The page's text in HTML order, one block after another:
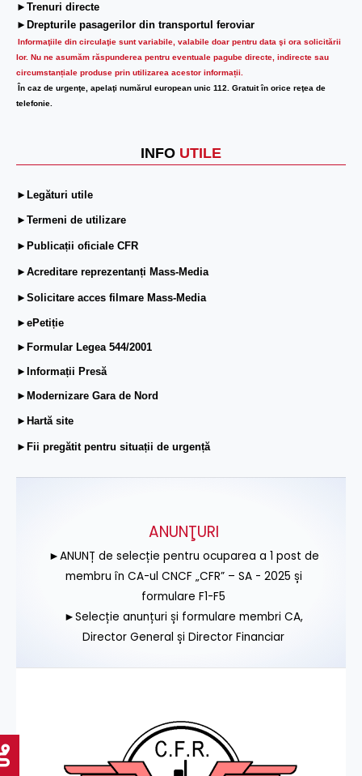
►Trenuri directe
►Drepturile pasagerilor din transportul feroviar
Informaţiile din circulaţie sunt variabile, valabile doar pentru data şi ora solicitării
lor. Nu ne asumăm răspunderea pentru eventuale pagube directe, indirecte sau
circumstanțiale produse prin utilizarea acestor informații.
În caz de urgenţe, apelaţi numărul european unic 112. Gratuit în orice reţea de
telefonie.
INFO UTILE
►Legături utile
►Termeni de utilizare
►Publicații oficiale CFR
►Acreditare reprezentanți Mass-Media
►Solicitare acces filmare Mass-Media
►ePetiție
►Formular Legea 544/2001
►Informații Presă
►Modernizare Gara de Nord
►Hartă site
►Fii pregătit pentru situații de urgență
ANUNŢURI
►ANUNȚ de selecție pentru ocuparea a 1 post de
membru în CA-ul CNCF „CFR” – SA - 2025 și
formulare F1-F5
►Selecție anunțuri și formulare membri CA,
Director General și Director Financiar